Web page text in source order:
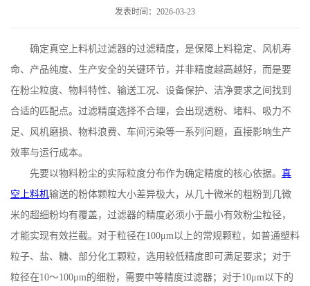
发表时间：2026-03-23
确定真空上料机过滤器的过滤精度，是保障上料稳定、风机寿
命、产品纯度、生产安全的关键环节，并非精度越高越好，而是要
在粉尘粒度、物料特性、输送工况、设备保护、洁净要求之间找到
合适的匹配点。过滤精度选择不合理，会出现透粉、堵料、吸力不
足、风机磨损、物料浪费、车间污染等一系列问题，直接影响生产
效率与运行成本。
先要以物料粉尘的实际粒度分布作为确定精度的核心依据。 真
空上料机输送的粉体颗粒大小差异极大，从几十微米的粗粉到几微
米的超细粉均有覆盖，过滤器的精度必须小于最小有效粉尘粒径，
才能实现有效拦截。对于粒径在100μm以上的常规颗粒，如普通塑料
粒子、盐、糖、部分化工颗粒，选用较低精度即可满足要求；对于
粒径在10～100μm的细粉，需要中等精度过滤器；对于10μm以下的